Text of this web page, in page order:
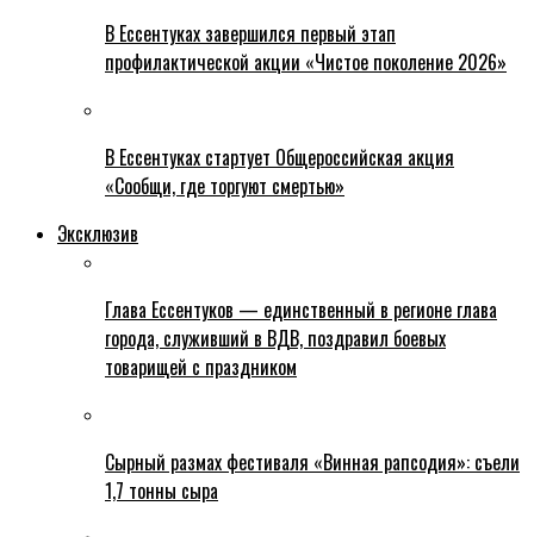
В Ессентуках завершился первый этап
профилактической акции «Чистое поколение 2026»
В Ессентуках стартует Общероссийская акция
«Сообщи, где торгуют смертью»
Эксклюзив
Глава Ессентуков — единственный в регионе глава
города, служивший в ВДВ, поздравил боевых
товарищей с праздником
Сырный размах фестиваля «Винная рапсодия»: съели
1,7 тонны сыра